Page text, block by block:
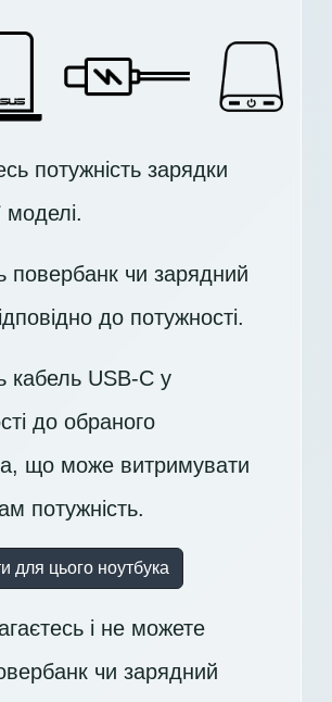
потужність зарядки
моделі.
повербанк чи зарядний
до потужності.
кабель USB-C у
до обраного
що може витримувати
потужність.
для цього ноутбука
і не можете
чи зарядний